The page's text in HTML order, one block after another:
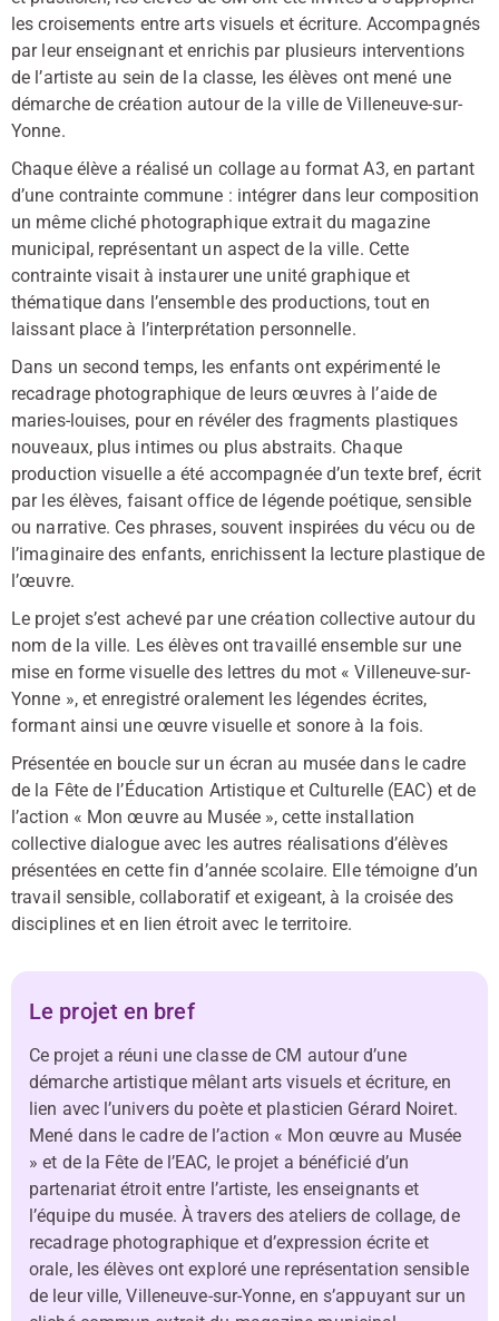
les croisements entre arts visuels et écriture. Accompagnés
par leur enseignant et enrichis par plusieurs interventions
de l’artiste au sein de la classe, les élèves ont mené une
démarche de création autour de la ville de Villeneuve-sur-
Yonne.
Chaque élève a réalisé un collage au format A3, en partant
d’une contrainte commune : intégrer dans leur composition
un même cliché photographique extrait du magazine
municipal, représentant un aspect de la ville. Cette
contrainte visait à instaurer une unité graphique et
thématique dans l’ensemble des productions, tout en
laissant place à l’interprétation personnelle.
Dans un second temps, les enfants ont expérimenté le
recadrage photographique de leurs œuvres à l’aide de
maries-louises, pour en révéler des fragments plastiques
nouveaux, plus intimes ou plus abstraits. Chaque
production visuelle a été accompagnée d’un texte bref, écrit
par les élèves, faisant office de légende poétique, sensible
ou narrative. Ces phrases, souvent inspirées du vécu ou de
l’imaginaire des enfants, enrichissent la lecture plastique de
l’œuvre.
Le projet s’est achevé par une création collective autour du
nom de la ville. Les élèves ont travaillé ensemble sur une
mise en forme visuelle des lettres du mot « Villeneuve-sur-
Yonne », et enregistré oralement les légendes écrites,
formant ainsi une œuvre visuelle et sonore à la fois.
Présentée en boucle sur un écran au musée dans le cadre
de la Fête de l’Éducation Artistique et Culturelle (EAC) et de
l’action « Mon œuvre au Musée », cette installation
collective dialogue avec les autres réalisations d’élèves
présentées en cette fin d’année scolaire. Elle témoigne d’un
travail sensible, collaboratif et exigeant, à la croisée des
disciplines et en lien étroit avec le territoire.
Le projet en bref
Ce projet a réuni une classe de CM autour d’une
démarche artistique mêlant arts visuels et écriture, en
lien avec l’univers du poète et plasticien Gérard Noiret.
Mené dans le cadre de l’action « Mon œuvre au Musée
» et de la Fête de l’EAC, le projet a bénéficié d’un
partenariat étroit entre l’artiste, les enseignants et
l’équipe du musée. À travers des ateliers de collage, de
recadrage photographique et d’expression écrite et
orale, les élèves ont exploré une représentation sensible
de leur ville, Villeneuve-sur-Yonne, en s’appuyant sur un